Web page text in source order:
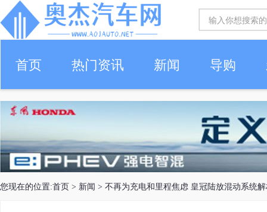
首页 热门资讯 新闻 导购
您现在的位置:首页 > 新闻 > 不再为充电和里程焦虑 皇冠陆放混动系统